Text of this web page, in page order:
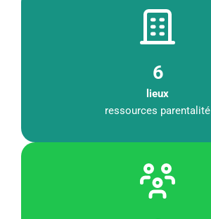
6
lieux
ressources parentalité